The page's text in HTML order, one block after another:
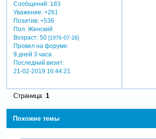
Сообщений:183
Уважение: +261
Позитив: +536
Пол:Женский
Возраст:50 [1976-07-26]
Провел на форуме:
9 дней 3 часа
Последний визит:
21-02-2019 16:44:21
Страница: 1
Похожие темы